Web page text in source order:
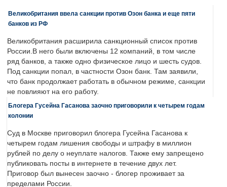
Великобритания ввела санкции против Озон банка и еще пяти
банков из РФ
Великобритания расширила санкционный список против
России.В него были включены 12 компаний, в том числе
ряд банков, а также одно физическое лицо и шесть судов.
Под санкции попал, в частности Озон банк. Там заявили,
что банк продолжает работать в обычном режиме, санкции
не повлияют на его работу.
Блогера Гусейна Гасанова заочно приговорили к четырем годам
колонии
Суд в Москве приговорил блогера Гусейна Гасанова к
четырем годам лишения свободы и штрафу в миллион
рублей по делу о неуплате налогов. Также ему запрещено
публиковать посты в интернете в течение двух лет.
Приговор был вынесен заочно - блогер проживает за
пределами России.